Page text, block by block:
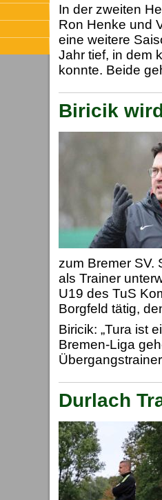
In der zweiten
Ron Henke und
eine weitere
Jahr tief, in dem
konnte. Beide
Biricik
zum Bremer SV.
als Trainer
U19 des TuS
Borgfeld tätig,
Biricik: „Tura ist
Bremen-Liga
Durlach